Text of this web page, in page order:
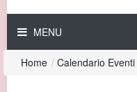
MENU
Home / Calendario Eventi